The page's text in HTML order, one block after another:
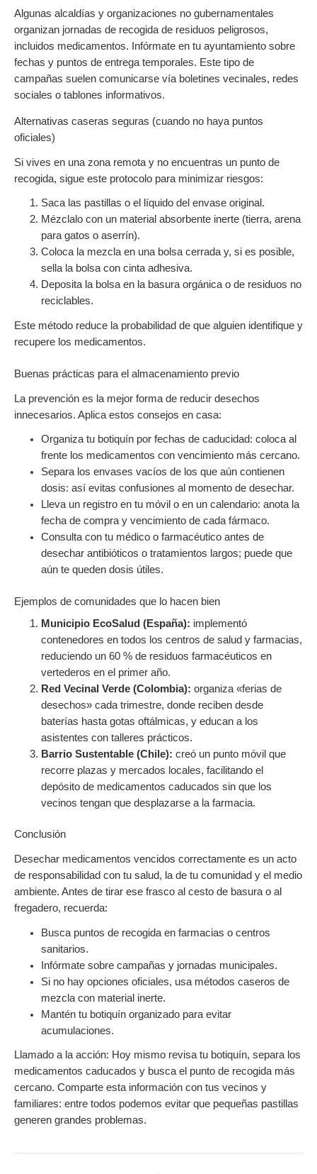
Algunas alcaldías y organizaciones no gubernamentales
organizan jornadas de recogida de residuos peligrosos,
incluidos medicamentos. Infórmate en tu ayuntamiento sobre
fechas y puntos de entrega temporales. Este tipo de
campañas suelen comunicarse vía boletines vecinales, redes
sociales o tablones informativos.
Alternativas caseras seguras (cuando no haya puntos
oficiales)
Si vives en una zona remota y no encuentras un punto de
recogida, sigue este protocolo para minimizar riesgos:
Saca las pastillas o el líquido del envase original.
Mézclalo con un material absorbente inerte (tierra, arena
para gatos o aserrín).
Coloca la mezcla en una bolsa cerrada y, si es posible,
sella la bolsa con cinta adhesiva.
Deposita la bolsa en la basura orgánica o de residuos no
reciclables.
Este método reduce la probabilidad de que alguien identifique y
recupere los medicamentos.
Buenas prácticas para el almacenamiento previo
La prevención es la mejor forma de reducir desechos
innecesarios. Aplica estos consejos en casa:
Organiza tu botiquín por fechas de caducidad: coloca al
frente los medicamentos con vencimiento más cercano.
Separa los envases vacíos de los que aún contienen
dosis: así evitas confusiones al momento de desechar.
Lleva un registro en tu móvil o en un calendario: anota la
fecha de compra y vencimiento de cada fármaco.
Consulta con tu médico o farmacéutico antes de
desechar antibióticos o tratamientos largos; puede que
aún te queden dosis útiles.
Ejemplos de comunidades que lo hacen bien
Municipio EcoSalud (España): implementó
contenedores en todos los centros de salud y farmacias,
reduciendo un 60 % de residuos farmacéuticos en
vertederos en el primer año.
Red Vecinal Verde (Colombia): organiza «ferias de
desechos» cada trimestre, donde reciben desde
baterías hasta gotas oftálmicas, y educan a los
asistentes con talleres prácticos.
Barrio Sustentable (Chile): creó un punto móvil que
recorre plazas y mercados locales, facilitando el
depósito de medicamentos caducados sin que los
vecinos tengan que desplazarse a la farmacia.
Conclusión
Desechar medicamentos vencidos correctamente es un acto
de responsabilidad con tu salud, la de tu comunidad y el medio
ambiente. Antes de tirar ese frasco al cesto de basura o al
fregadero, recuerda:
Busca puntos de recogida en farmacias o centros
sanitarios.
Infórmate sobre campañas y jornadas municipales.
Si no hay opciones oficiales, usa métodos caseros de
mezcla con material inerte.
Mantén tu botiquín organizado para evitar
acumulaciones.
Llamado a la acción: Hoy mismo revisa tu botiquín, separa los
medicamentos caducados y busca el punto de recogida más
cercano. Comparte esta información con tus vecinos y
familiares: entre todos podemos evitar que pequeñas pastillas
generen grandes problemas.